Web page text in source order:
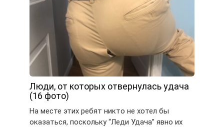
Люди, от которых отвернулась удача
(16 фото)
На месте этих ребят никто не хотел бы
оказаться, поскольку “Леди Удача” явно их